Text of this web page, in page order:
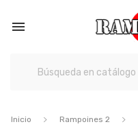

Inicio Rampoines 2